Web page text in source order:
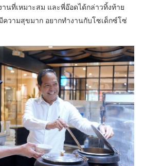
นที่เหมาะสม และพี่อ๊อดได้กล่าวทิ้งท้าย
วามสุขมาก อยากทำงานกับโซเด็กซ์โซ่